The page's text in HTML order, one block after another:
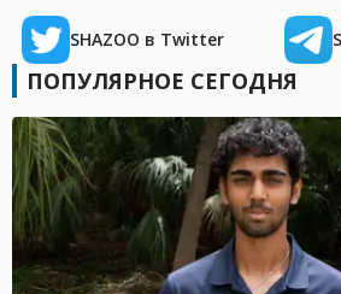
SHAZOO в Twitter
ПОПУЛЯРНОЕ СЕГОДНЯ